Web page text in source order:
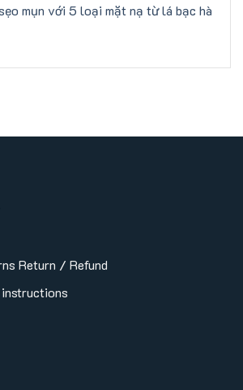
mụn với 5 loại mặt nạ từ lá bạc hà
Return / Refund
instructions